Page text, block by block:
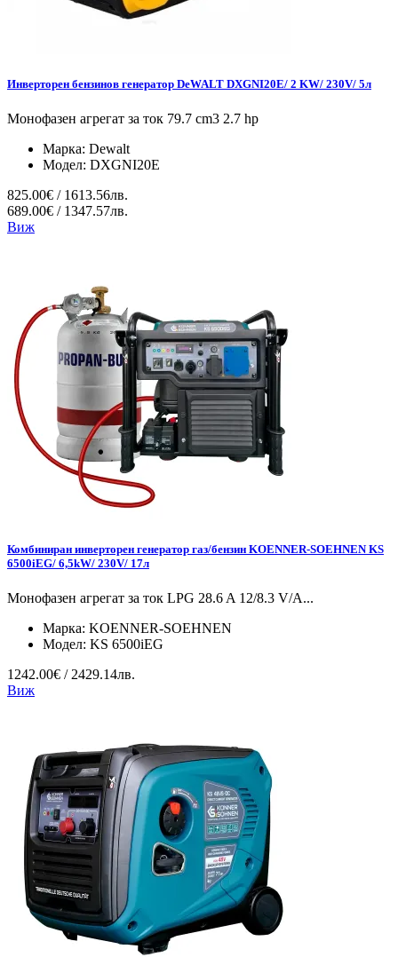
Инверторен бензинов генератор DeWALT DXGNI20E/ 2 KW/ 230V/ 5л
Монофазен агрегат за ток 79.7 cm3 2.7 hp
Марка: Dewalt
Модел: DXGNI20E
825.00€ / 1613.56лв.
689.00€ / 1347.57лв.
Виж
Комбиниран инверторен генератор газ/бензин KOENNER-SOEHNEN KS
6500iEG/ 6,5kW/ 230V/ 17л
Монофазен агрегат за ток LPG 28.6 A 12/8.3 V/А...
Марка: KOENNER-SOEHNEN
Модел: KS 6500iEG
1242.00€ / 2429.14лв.
Виж